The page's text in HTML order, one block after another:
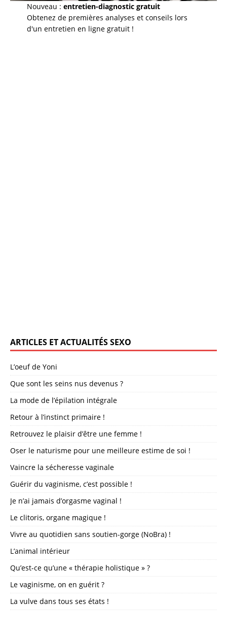
Nouveau : entretien-diagnostic gratuit
Obtenez de premières analyses et conseils lors
d'un entretien en ligne gratuit !
ARTICLES ET ACTUALITÉS SEXO
L’oeuf de Yoni
Que sont les seins nus devenus ?
La mode de l’épilation intégrale
Retour à l’instinct primaire !
Retrouvez le plaisir d’être une femme !
Oser le naturisme pour une meilleure estime de soi !
Vaincre la sécheresse vaginale
Guérir du vaginisme, c’est possible !
Je n’ai jamais d’orgasme vaginal !
Le clitoris, organe magique !
Vivre au quotidien sans soutien-gorge (NoBra) !
L’animal intérieur
Qu’est-ce qu’une « thérapie holistique » ?
Le vaginisme, on en guérit ?
La vulve dans tous ses états !